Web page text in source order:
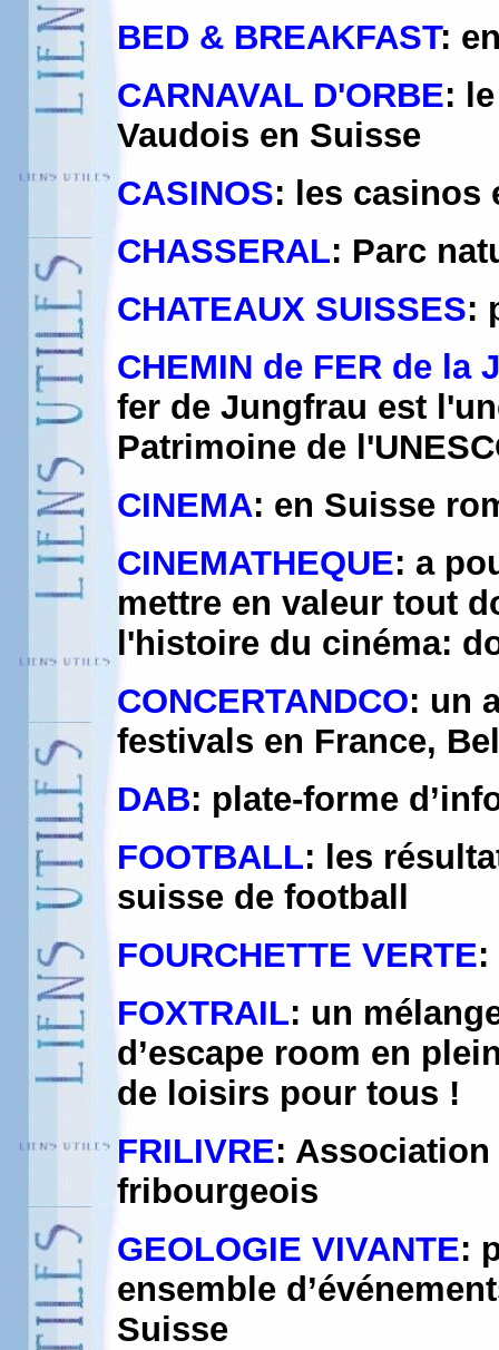
BED & BREAKFAST:
CARNAVAL D'ORBE:
Vaudois en Suisse
CASINOS: les casinos
CHASSERAL: Parc
CHATEAUX SUISSES:
CHEMIN de FER de la
fer de Jungfrau est
Patrimoine de
CINEMA: en Suisse
CINEMATHEQUE: a
mettre en valeur tout
l'histoire du cinéma:
CONCERTANDCO: un
festivals en France,
DAB: plate-forme
FOOTBALL: les
suisse de football
FOURCHETTE VERTE:
FOXTRAIL: un
d’escape room en
de loisirs pour tous !
FRILIVRE:
fribourgeois
GEOLOGIE VIVANTE:
ensemble
Suisse